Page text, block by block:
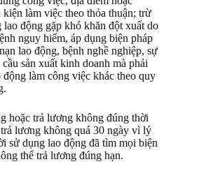
làm việc theo thỏa thuận; trừ
động gặp khó khăn đột xuất do
nguy hiểm, áp dụng biện pháp
lao động, bệnh nghề nghiệp, sự
sản xuất kinh doanh mà phải
làm công việc khác theo quy
hoặc trả lương không đúng thời
lương không quá 30 ngày vì lý
sử dụng lao động đã tìm mọi biện
thể trả lương đúng hạn.